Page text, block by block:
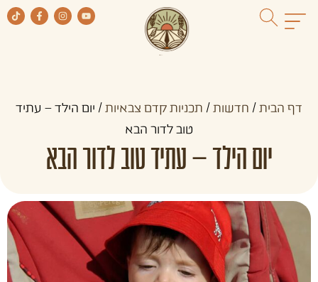
דף הבית / חדשות / תכניות קדם צבאיות / יום הילד – עתיד
טוב לדור הבא
יום הילד – עתיד טוב לדור הבא